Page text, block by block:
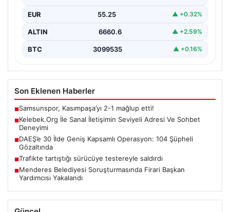
EUR 55.25 ▲ +0.32%
ALTIN 6660.6 ▲ +2.59%
BTC 3099535 ▲ +0.16%
Son Eklenen Haberler
■Samsunspor, Kasımpaşa’yı 2-1 mağlup etti!
■Kelebek.Org İle Sanal İletişimin Seviyeli Adresi Ve Sohbet
Deneyimi
■DAEŞ’e 30 İlde Geniş Kapsamlı Operasyon: 104 Şüpheli
Gözaltında
■Trafikte tartıştığı sürücüye testereyle saldırdı
■Menderes Belediyesi Soruşturmasında Firari Başkan
Yardımcısı Yakalandı